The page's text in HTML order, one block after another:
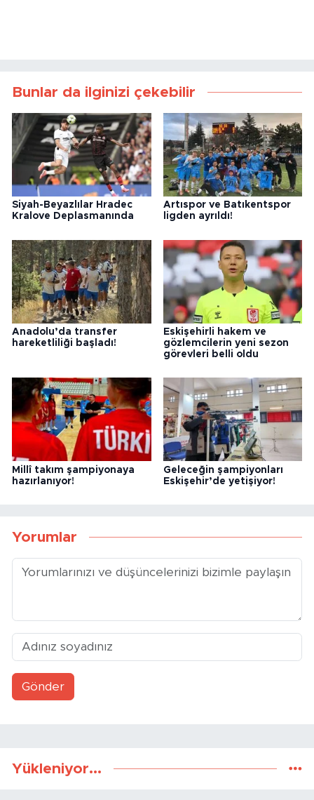
Bunlar da ilginizi çekebilir
Siyah-Beyazlılar Hradec
Kralove Deplasmanında
Artıspor ve Batıkentspor
ligden ayrıldı!
Anadolu’da transfer
hareketliliği başladı!
Eskişehirli hakem ve
gözlemcilerin yeni sezon
görevleri belli oldu
Millî takım şampiyonaya
hazırlanıyor!
Geleceğin şampiyonları
Eskişehir’de yetişiyor!
Yorumlar
Gönder
Yükleniyor...